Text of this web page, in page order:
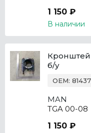
1 150 ₽
В наличии
б/у
OEM:
MAN
TGA 00-08
1 150 ₽